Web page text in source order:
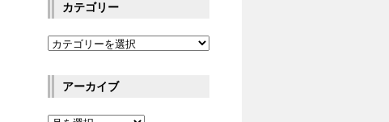
カテゴリー
アーカイブ